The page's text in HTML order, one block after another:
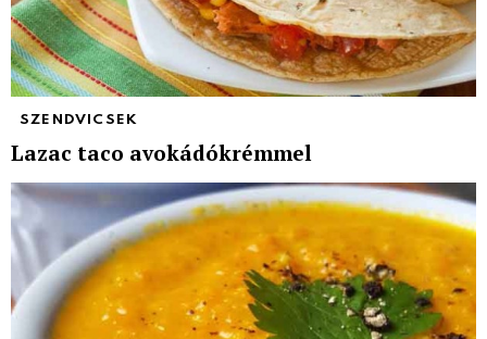
SZENDVICSEK
Lazac taco avokádókrémmel